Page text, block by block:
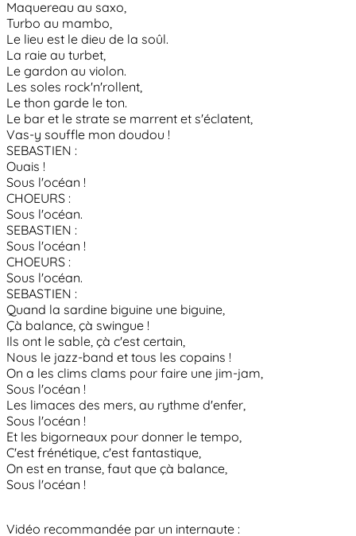
Maquereau au saxo,
Turbo au mambo,
Le lieu est le dieu de la soûl.
La raie au turbet,
Le gardon au violon.
Les soles rock'n'rollent,
Le thon garde le ton.
Le bar et le strate se marrent et s'éclatent,
Vas-y souffle mon doudou !
SEBASTIEN :
Ouais !
Sous l'océan !
CHOEURS :
Sous l'océan.
SEBASTIEN :
Sous l'océan !
CHOEURS :
Sous l'océan.
SEBASTIEN :
Quand la sardine biguine une biguine,
Çà balance, çà swingue !
Ils ont le sable, çà c'est certain,
Nous le jazz-band et tous les copains !
On a les clims clams pour faire une jim-jam,
Sous l'océan !
Les limaces des mers, au rythme d'enfer,
Sous l'océan !
Et les bigorneaux pour donner le tempo,
C'est frénétique, c'est fantastique,
On est en transe, faut que çà balance,
Sous l'océan !
Vidéo recommandée par un internaute :